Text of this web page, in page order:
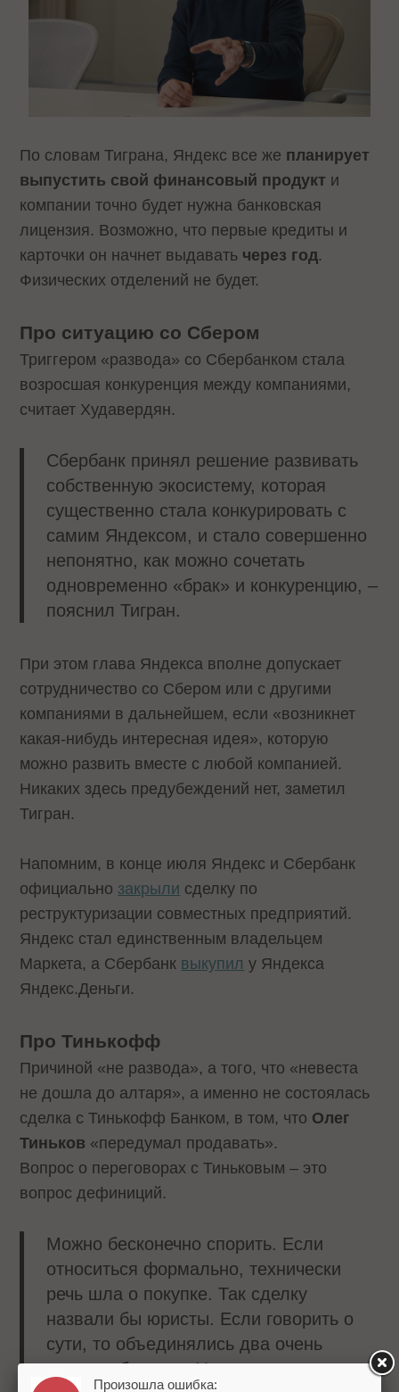
По словам Тиграна, Яндекс все же планирует
выпустить свой финансовый продукт и
компании точно будет нужна банковская
лицензия. Возможно, что первые кредиты и
карточки он начнет выдавать через год.
Физических отделений не будет.
Про ситуацию со Сбером
Триггером «развода» со Сбербанком стала
возросшая конкуренция между компаниями,
считает Худавердян.
Сбербанк принял решение развивать
собственную экосистему, которая
существенно стала конкурировать с
самим Яндексом, и стало совершенно
непонятно, как можно сочетать
одновременно «брак» и конкуренцию, –
пояснил Тигран.
При этом глава Яндекса вполне допускает
сотрудничество со Сбером или с другими
компаниями в дальнейшем, если «возникнет
какая-нибудь интересная идея», которую
можно развить вместе с любой компанией.
Никаких здесь предубеждений нет, заметил
Тигран.
Напомним, в конце июля Яндекс и Сбербанк
официально закрыли сделку по
реструктуризации совместных предприятий.
Яндекс стал единственным владельцем
Маркета, а Сбербанк выкупил у Яндекса
Яндекс.Деньги.
Про Тинькофф
Причиной «не развода», а того, что «невеста
не дошла до алтаря», а именно не состоялась
сделка с Тинькофф Банком, в том, что Олег
Тиньков «передумал продавать».
Вопрос о переговорах с Тиньковым – это
вопрос дефиниций.
Можно бесконечно спорить. Если
относиться формально, технически
речь шла о покупке. Так сделку
назвали бы юристы. Если говорить о
сути, то объединялись два очень
крупных бизнеса. У них разная
Произошла ошибка: